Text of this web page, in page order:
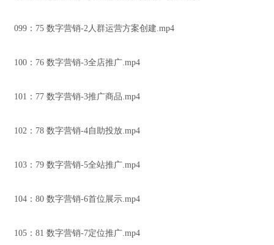
099：75 数字营销-2人群运营方案创建.mp4
100：76 数字营销-3全店推广.mp4
101：77 数字营销-3推广商品.mp4
102：78 数字营销-4自助投放.mp4
103：79 数字营销-5全站推广.mp4
104：80 数字营销-6首位展示.mp4
105：81 数字营销-7定位推广.mp4